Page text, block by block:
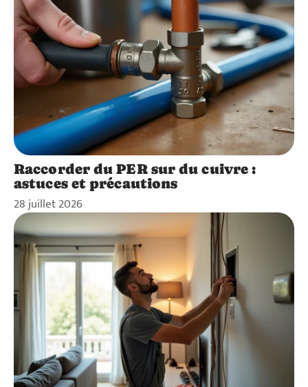
Raccorder du PER sur du cuivre :
astuces et précautions
28 juillet 2026